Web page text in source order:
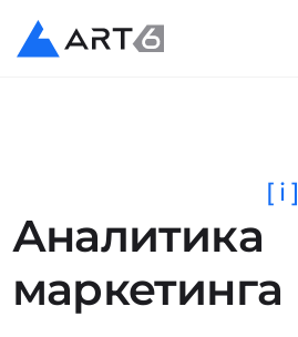
Аналитика
маркетинга
[ i ]